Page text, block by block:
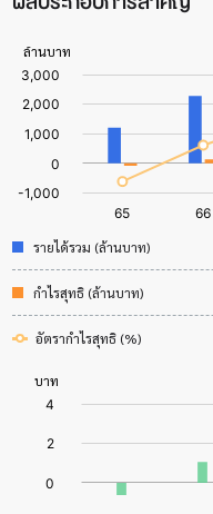
รายได้รวม (ล้านบาท)
กำไรสุทธิ (ล้านบาท)
อัตรากำไรสุทธิ (%)